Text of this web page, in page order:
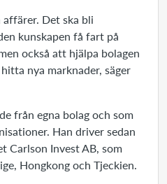
Det ska bli
kunskapen få fart på
också att hjälpa bolagen
nya marknader, säger
från egna bolag och som
Han driver sedan
Carlson Invest AB, som
Hongkong och Tjeckien.